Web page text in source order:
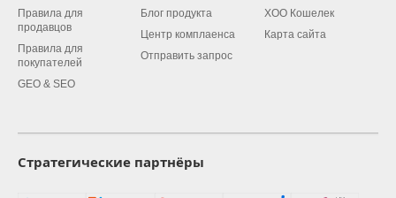
Правила для
продавцов
Правила для
покупателей
GEO & SEO
Блог продукта
Центр комплаенса
Отправить запрос
XOO Кошелек
Карта сайта
Стратегические партнёры